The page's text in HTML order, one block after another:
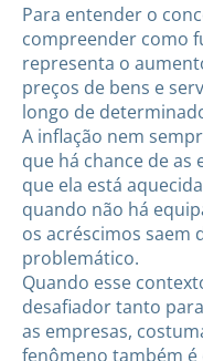
Para entender o
compreender como
representa o
preços de bens e
longo de
A inflação nem
que há chance de as
que ela está
quando não há
os acréscimos saem
problemático.
Quando esse
desafiador tanto
as empresas,
fenômeno também